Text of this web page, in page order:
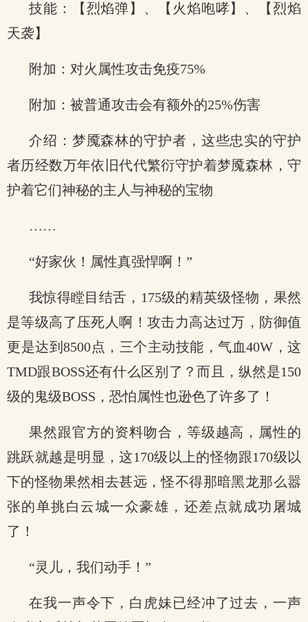
技能：【烈焰弹】、【火焰咆哮】、【烈焰
天袭】
附加：对火属性攻击免疫75%
附加：被普通攻击会有额外的25%伤害
介绍：梦魇森林的守护者，这些忠实的守护
者历经数万年依旧代代繁衍守护着梦魇森林，守
护着它们神秘的主人与神秘的宝物
……
“好家伙！属性真强悍啊！”
我惊得瞠目结舌，175级的精英级怪物，果然
是等级高了压死人啊！攻击力高达过万，防御值
更是达到8500点，三个主动技能，气血40W，这
TMD跟BOSS还有什么区别了？而且，纵然是150
级的鬼级BOSS，恐怕属性也逊色了许多了！
果然跟官方的资料吻合，等级越高，属性的
跳跃就越是明显，这170级以上的怪物跟170级以
下的怪物果然相去甚远，怪不得那暗黑龙那么嚣
张的单挑白云城一众豪雄，还差点就成功屠城
了！
“灵儿，我们动手！”
在我一声令下，白虎妹已经冲了过去，一声